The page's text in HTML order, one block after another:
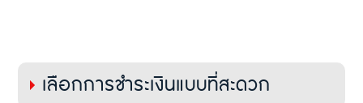
เลือกการชำระเงินแบบที่สะดวก